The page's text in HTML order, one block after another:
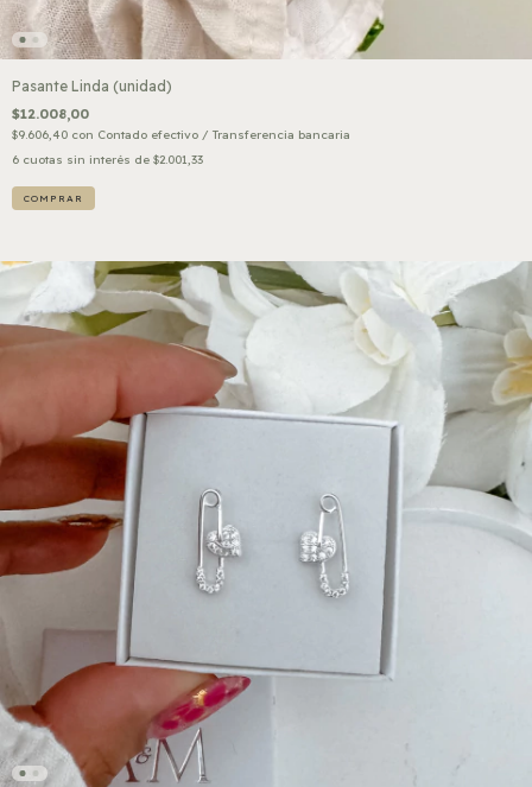
Pasante Linda (unidad)
$12.008,00
$9.606,40 con Contado efectivo / Transferencia bancaria
6 cuotas sin interés de $2.001,33